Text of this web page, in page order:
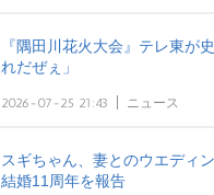
『隅田川花火大会』テレ東が
れだぜぇ」
2026-07-25 21:43 ニュース
スギちゃん、妻とのウエディ
結婚11周年を報告